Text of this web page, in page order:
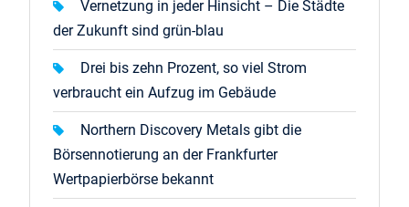
Vernetzung in jeder Hinsicht – Die Städte
der Zukunft sind grün-blau
Drei bis zehn Prozent, so viel Strom
verbraucht ein Aufzug im Gebäude
Northern Discovery Metals gibt die
Börsennotierung an der Frankfurter
Wertpapierbörse bekannt